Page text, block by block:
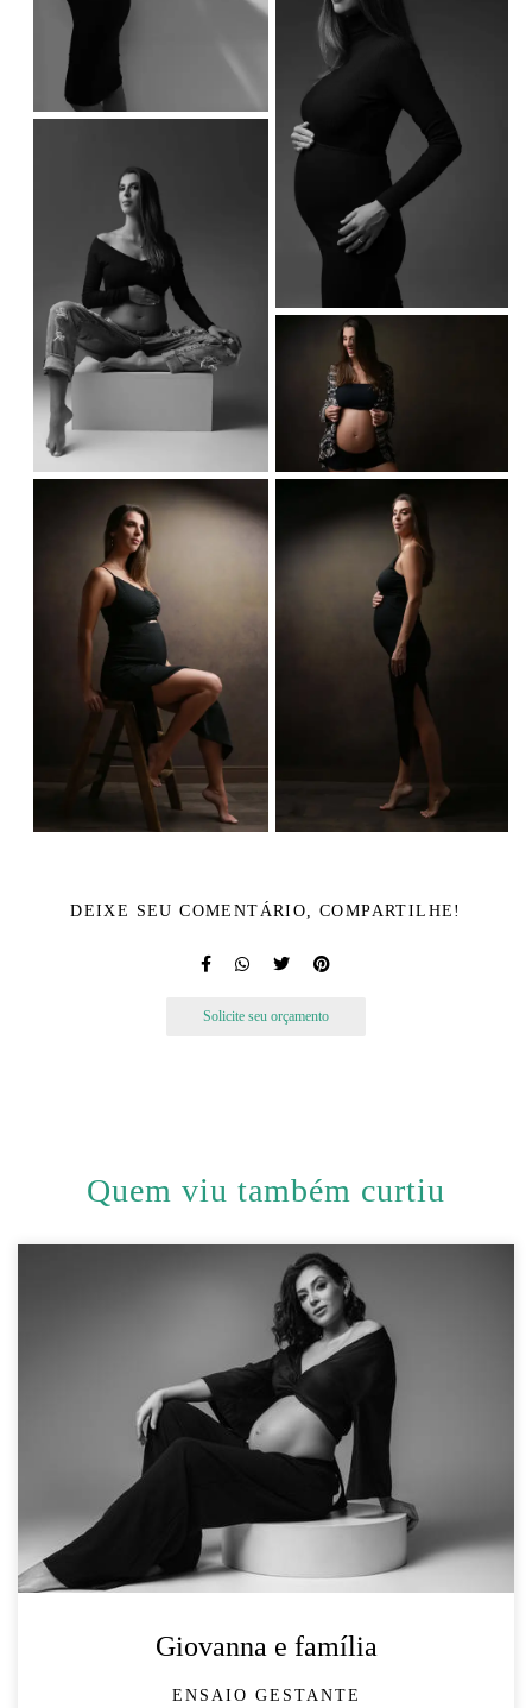
DEIXE SEU COMENTÁRIO, COMPARTILHE!
Solicite seu orçamento
Quem viu também curtiu
Giovanna e família
ENSAIO GESTANTE